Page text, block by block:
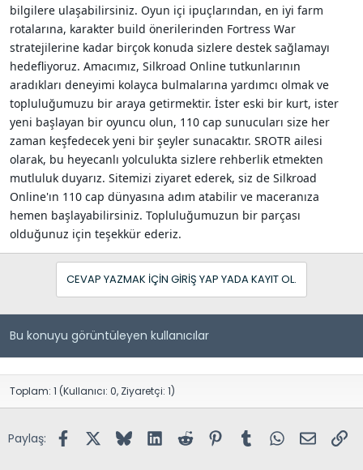
bilgilere ulaşabilirsiniz. Oyun içi ipuçlarından, en iyi farm
rotalarına, karakter build önerilerinden Fortress War
stratejilerine kadar birçok konuda sizlere destek sağlamayı
hedefliyoruz. Amacımız, Silkroad Online tutkunlarının
aradıkları deneyimi kolayca bulmalarına yardımcı olmak ve
topluluğumuzu bir araya getirmektir. İster eski bir kurt, ister
yeni başlayan bir oyuncu olun, 110 cap sunucuları size her
zaman keşfedecek yeni bir şeyler sunacaktır. SROTR ailesi
olarak, bu heyecanlı yolculukta sizlere rehberlik etmekten
mutluluk duyarız. Sitemizi ziyaret ederek, siz de Silkroad
Online'ın 110 cap dünyasına adım atabilir ve maceranıza
hemen başlayabilirsiniz. Topluluğumuzun bir parçası
olduğunuz için teşekkür ederiz.
CEVAP YAZMAK IÇIN GIRIŞ YAP YADA KAYIT OL.
Bu konuyu görüntüleyen kullanıcılar
Toplam: 1 (Kullanıcı: 0, Ziyaretçi: 1)
Paylaş: FacebookX (Twitter)
BlueskyLinkedInReddit PinterestTumblr WhatsApp
E-posta